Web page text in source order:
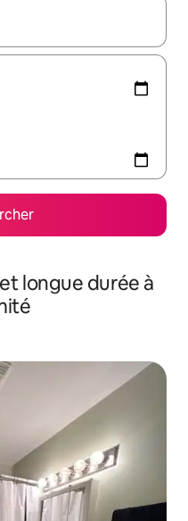
utilisez les flèches vers le
longue durée à